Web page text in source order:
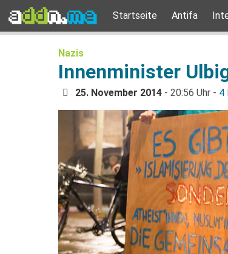
Startseite Antifa
Nazis
Innenminister
25. November 2014 - 20:56 Uhr - 4